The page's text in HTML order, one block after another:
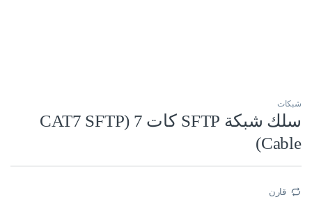
شبكات
سلك شبكة SFTP كات 7 (CAT7 SFTP
Cable)
قارن